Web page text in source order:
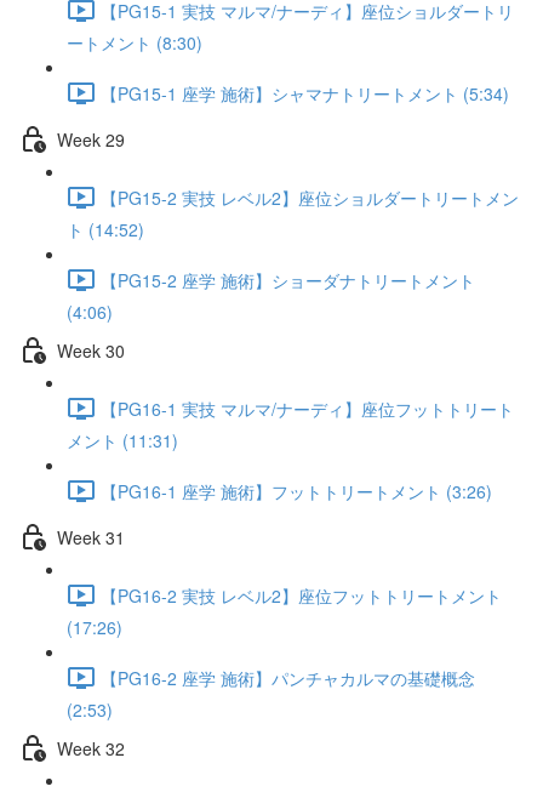
【PG15-1 実技 マルマ/ナーディ】座位ショルダートリ
ートメント (8:30)
【PG15-1 座学 施術】シャマナトリートメント (5:34)
Week 29
【PG15-2 実技 レベル2】座位ショルダートリートメン
ト (14:52)
【PG15-2 座学 施術】ショーダナトリートメント
(4:06)
Week 30
【PG16-1 実技 マルマ/ナーディ】座位フットトリート
メント (11:31)
【PG16-1 座学 施術】フットトリートメント (3:26)
Week 31
【PG16-2 実技 レベル2】座位フットトリートメント
(17:26)
【PG16-2 座学 施術】パンチャカルマの基礎概念
(2:53)
Week 32